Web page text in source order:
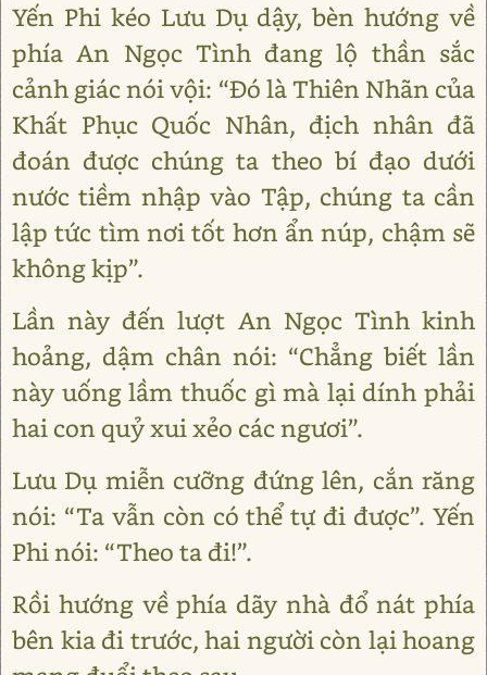
Yến Phi kéo Lưu Dụ dậy, bèn hướng về
phía An Ngọc Tình đang lộ thần sắc
cảnh giác nói vội: “Đó là Thiên Nhãn của
Khất Phục Quốc Nhân, địch nhân đã
đoán được chúng ta theo bí đạo dưới
nước tiềm nhập vào Tập, chúng ta cần
lập tức tìm nơi tốt hơn ẩn núp, chậm sẽ
không kịp”.
Lần này đến lượt An Ngọc Tình kinh
hoảng, dậm chân nói: “Chẳng biết lần
này uống lầm thuốc gì mà lại dính phải
hai con quỷ xui xẻo các ngươi”.
Lưu Dụ miễn cưỡng đứng lên, cắn răng
nói: “Ta vẫn còn có thể tự đi được”. Yến
Phi nói: “Theo ta đi!”.
Rồi hướng về phía dãy nhà đổ nát phía
bên kia đi trước, hai người còn lại hoang